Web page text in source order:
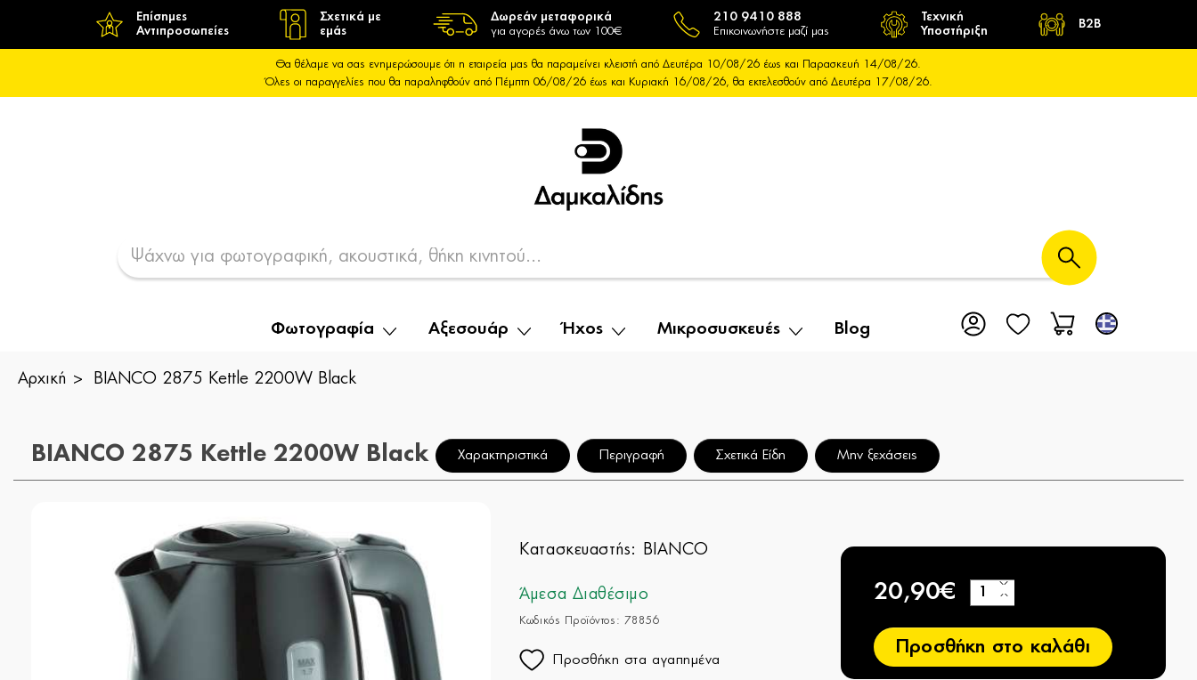
Επίσημες
Αντιπροσωπείες
Σχετικά με
εμάς
Δωρεάν μεταφορικά
για αγορές άνω των 100€
210 9410 888
Επικοινωνήστε μαζί μας
Τεχνική
Υποστήριξη
B2B
Θα θέλαμε να σας ενημερώσουμε ότι η εταιρεία μας θα παραμείνει κλειστή από Δευτέρα 10/08/26 έως και Παρασκευή 14/08/26.
Όλες οι παραγγελίες που θα παραληφθούν από Πέμπτη 06/08/26 έως και Κυριακή 16/08/26, θα εκτελεσθούν από Δευτέρα 17/08/26.
Φωτογραφία Αξεσουάρ Ήχος Μικροσυσκευές Blog
Αρχική BIANCO 2875 Kettle 2200W Black
BIANCO 2875 Kettle 2200W Black Χαρακτηριστικά Περιγραφή Σχετικά Είδη Μην ξεχάσεις
Κατασκευαστής: BIANCO
Άμεσα Διαθέσιμο
Κωδικός Προϊόντος: 78856
Προσθήκη στα αγαπημένα
20,90€ −
+
Προσθήκη στο καλάθι